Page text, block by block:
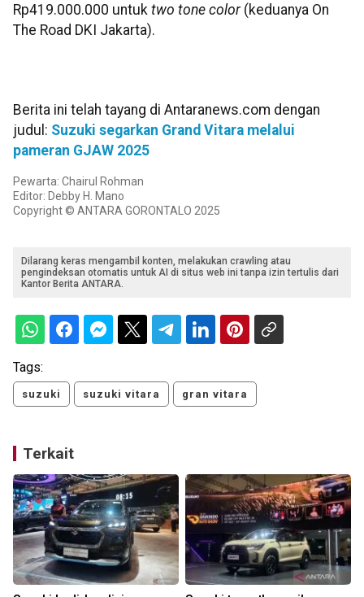
Rp419.000.000 untuk two tone color(keduanya On
The Road DKI Jakarta).
Berita ini telah tayang di Antaranews.com dengan
judul: Suzuki segarkan Grand Vitara melalui
pameran GJAW 2025
Pewarta: Chairul Rohman
Editor: Debby H. Mano
Copyright © ANTARA GORONTALO 2025
Dilarang keras mengambil konten, melakukan crawling atau
pengindeksan otomatis untuk AI di situs web ini tanpa izin tertulis dari
Kantor Berita ANTARA.
Tags:
suzuki suzuki vitara gran vitara
Terkait